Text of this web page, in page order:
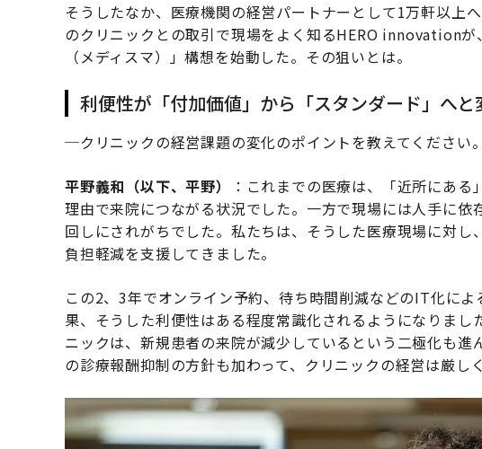
そうしたなか、医療機関の経営パートナーとして1万軒以上
のクリニックとの取引で現場をよく知るHERO innovation
（メディスマ）」構想を始動した。その狙いとは。
利便性が「付加価値」から「スタンダード」へ
─クリニックの経営課題の変化のポイントを教えてください。
平野義和（以下、平野）
：これまでの医療は、「近所にあ
理由で来院につながる状況でした。一方で現場には人手に
回しにされがちでした。私たちは、そうした医療現場に対
負担軽減を支援してきました。
この2、3年でオンライン予約、待ち時間削減などのIT化に
果、そうした利便性はある程度常識化されるようになりま
ニックは、新規患者の来院が減少しているという二極化も進
の診療報酬抑制の方針も加わって、クリニックの経営は厳し